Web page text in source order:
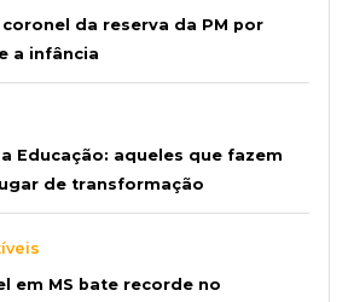
da reserva da PM por
a infância
Educação: aqueles que fazem
de transformação
em MS bate recorde no